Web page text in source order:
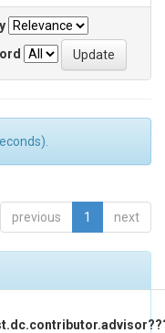
previous 1 next